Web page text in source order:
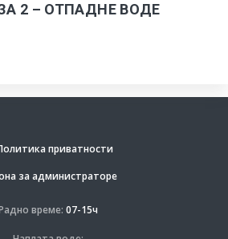
2 – ОТПАДНЕ ВОДЕ
приватности
за администраторе
време: 07-15ч